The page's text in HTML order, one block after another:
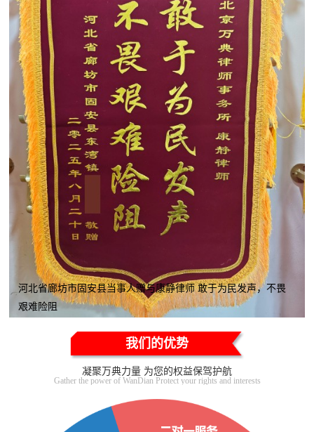
河北省廊坊市固安县当事人赠与康静律师 敢于为民发声，不畏
艰难险阻
我们的优势
凝聚万典力量 为您的权益保驾护航
Gather the power of WanDian Protect your rights and interests